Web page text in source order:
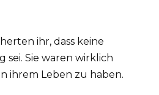
ihr, dass keine
Sie waren wirklich
ihrem Leben zu haben.